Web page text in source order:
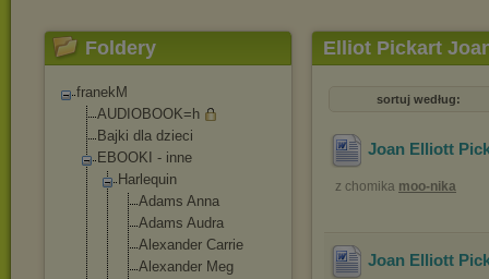
Foldery
franekM
AUDIOBOOK=h
Bajki dla dzieci
EBOOKI - inne
Harlequin
Adams Anna
Adams Audra
Alexander Carrie
Alexander Meg
Elliot Pickart
sortuj według:
Joan Elliott
z chomika moo-nika
Joan Elliott